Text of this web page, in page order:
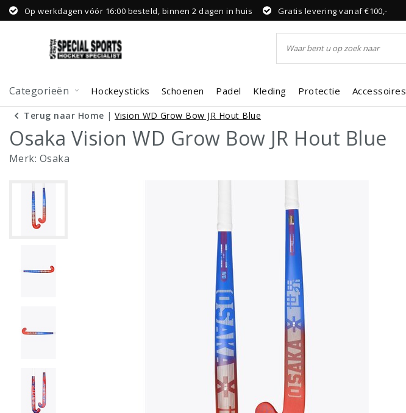
Op werkdagen vóór 16:00 besteld, binnen 2 dagen in huis Gratis levering vanaf €100,-
Categorieën Hockeysticks Schoenen Padel Kleding Protectie Accessoires
Terug naar Home |Vision WD Grow Bow JR Hout Blue
Osaka Vision WD Grow Bow JR Hout Blue
Merk: Osaka